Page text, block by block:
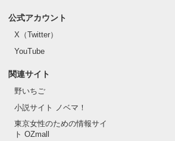
公式アカウント
X（Twitter）
YouTube
関連サイト
野いちご
小説サイト ノベマ！
東京女性のための情報サイ
ト OZmall